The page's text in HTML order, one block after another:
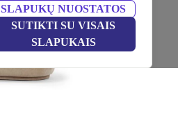
SLAPUKŲ NUOSTATOS
SUTIKTI SU VISAIS
SLAPUKAIS